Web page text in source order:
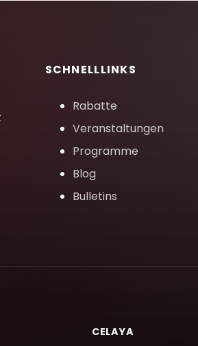
SCHNELLLINKS
Rabatte
Veranstaltungen
Programme
Blog
Bulletins
CELAYA